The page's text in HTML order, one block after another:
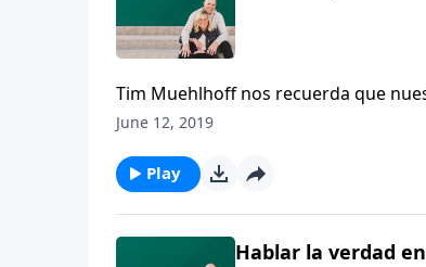
Tim Muehlhoff nos recuerda que
poderosas y, con frecuencia,
June 12, 2019
Play
Hablar la verdad